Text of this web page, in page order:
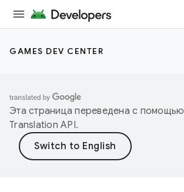
GAMES DEV CENTER
Эта страница переведена с помощью
Translation API.